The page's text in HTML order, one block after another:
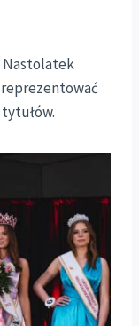
Nastolatek